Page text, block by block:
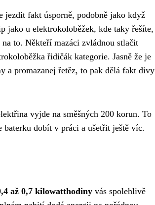
jezdit fakt úsporně, podobně jako když
jako u elektrokoloběžek, kde taky řešíte,
to. Někteří mazáci zvládnou stlačit
řidičák kategorie. Jasně že je
a promazanej řetěz, to pak dělá fakt divy
vyjde na směšných 200 korun. To
dobít v práci a ušetřit ještě víc.
až 0,7 kilowatthodiny vás spolehlivě